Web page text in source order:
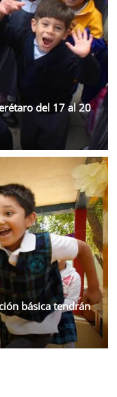
del 17 al 20
básica tendrán